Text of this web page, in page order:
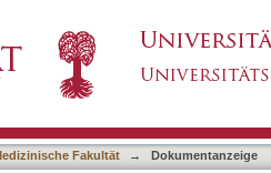
of affective burden
Fakultät → Dokumentanzeige